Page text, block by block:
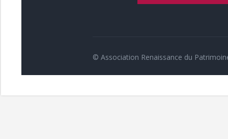
© Association Renaissance du